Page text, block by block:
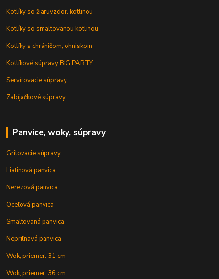
Kotlíky so žiaruvzdor. kotlinou
Kotlíky so smaltovanou kotlinou
Kotlíky s chráničom, ohniskom
Kotlíkové súpravy BIG PARTY
Servírovacie súpravy
Zabíjačkové súpravy
Panvice, woky, súpravy
Grilovacie súpravy
Liatinová panvica
Nerezová panvica
Oceľová panvica
Smaltovaná panvica
Nepriľnavá panvica
Wok, priemer: 31 cm
Wok, priemer: 36 cm